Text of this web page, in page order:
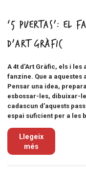
‘5 Puertas’: el
d’Art Gràfic
A 4t d’Art Gràfic, els i
fanzine. Que a aquestes
Pensar una idea,
esbossar-les, dibuixar-
cadascun d’aquests
espai suficient per a les
Llegeix
més